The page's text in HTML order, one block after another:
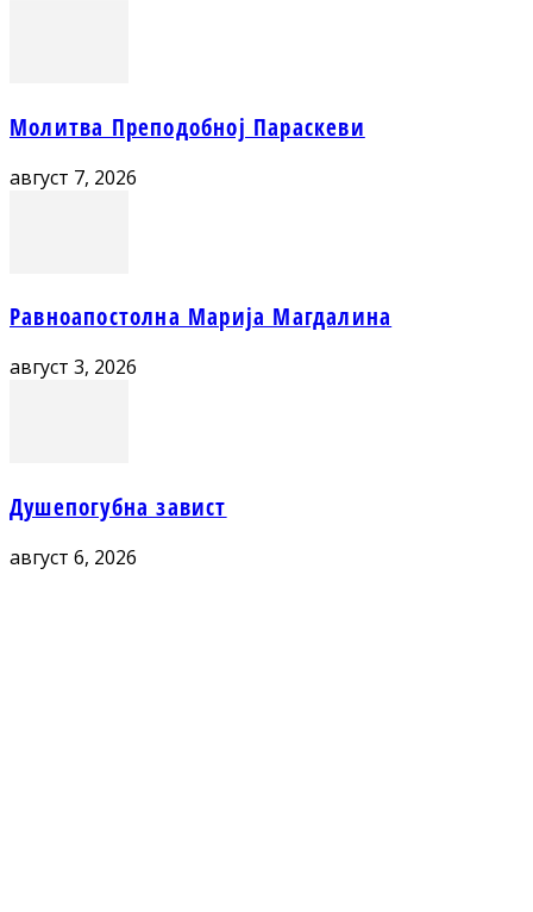
Молитва Преподобној Параскеви
август 7, 2026
Равноапостолна Марија Магдалина
август 3, 2026
Душепогубна завист
август 6, 2026